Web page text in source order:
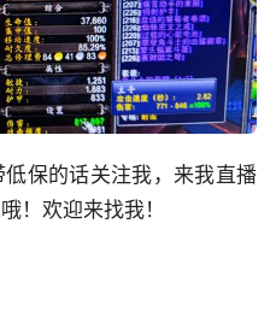
保的话关注我，来我直播
！欢迎来找我！